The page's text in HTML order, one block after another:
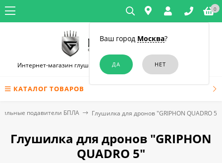
Ваш город Москва?
0
Интернет-магазин глушилок связи и диктофонов в Челябинске
КАТАЛОГ ТОВАРОВ
подавители БПЛА Глушилка для дронов "GRIPHON QUADRO 5"
Глушилка для дронов "GRIPHON
QUADRO 5"